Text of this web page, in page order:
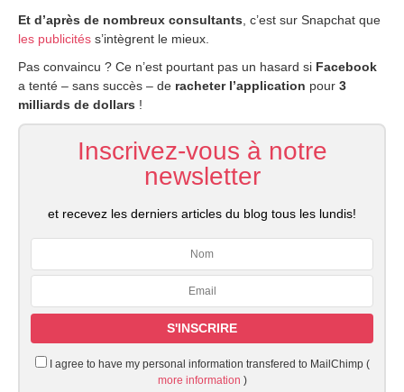
Et d’après de nombreux consultants , c’est sur Snapchat que
les publicités s’intègrent le mieux.
Pas convaincu ? Ce n’est pourtant pas un hasard si Facebook
a tenté – sans succès – de racheter l’application pour 3
milliards de dollars !
Inscrivez-vous à notre
newsletter
et recevez les derniers articles du blog tous les lundis!
I agree to have my personal information transfered to MailChimp (
more information )